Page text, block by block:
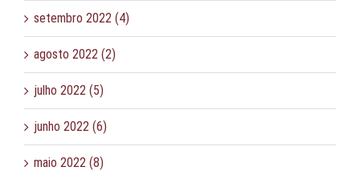
setembro 2022 (4)
agosto 2022 (2)
julho 2022 (5)
junho 2022 (6)
maio 2022 (8)